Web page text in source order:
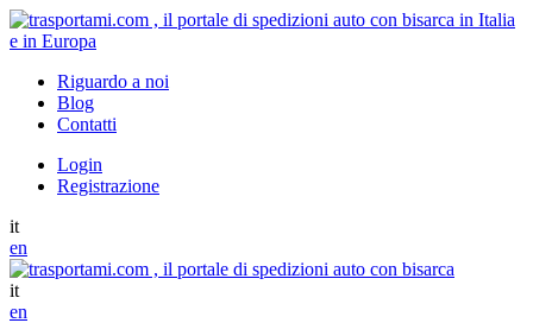
Riguardo a noi
Blog
Contatti
Login
Registrazione
it
en
it
en